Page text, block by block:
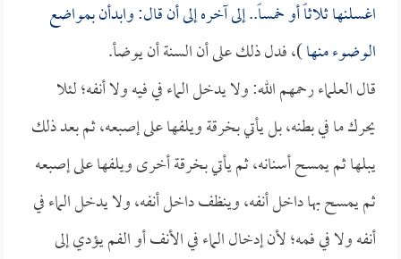
اغسلنها ثلاثاً أو خمساً.. إلى آخره إلى أن قال: وابدأن بمواضع
الوضوء منها)، فدل ذلك على أن السنة أن يوضأ.
قال العلماء رحمهم الله: ولا يدخل الماء في فيه ولا أنفه؛ لئلا
يحرك ما في بطنه، بل يأتي بخرقة ويلفها على إصبعه، ثم بعد ذلك
يبلها ثم يمسح أسنانه، ثم يأتي بخرقة أخرى ويلفها على إصبعه
ثم يمسح بها داخل أنفه، وينظف داخل أنفه، ولا يدخل الماء في
أنفه ولا في فمه؛ لأن إدخال الماء في الأنف أو الفم يؤدي إلى